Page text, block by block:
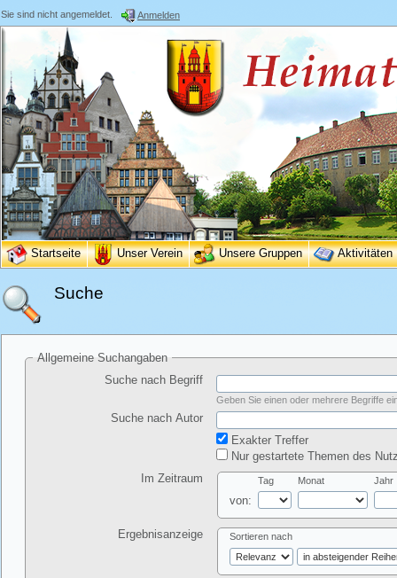
Sie sind nicht angemeldet. Anmelden
Startseite Unser Verein Unsere Gruppen Aktivitäten
Suche
Allgemeine Suchangaben
Suche nach Begriff
Geben Sie einen oder mehrere Begriffe
Suche nach Autor
Exakter Treffer
Nur gestartete Themen des
Im Zeitraum
von:
Tag Monat Jahr
Ergebnisanzeige Sortieren nach